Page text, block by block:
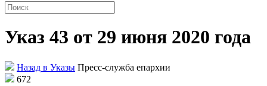
Указ 43 от 29 июня 2020 года
Назад в Указы Пресс-служба епархии
672